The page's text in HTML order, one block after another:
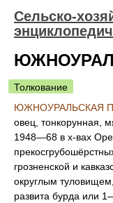
Сельско-
Толкование
ЮЖНОУРАЛЬСКАЯ
овец, тонкорунная,
1948—68 в х-вах
грозненской и
округлым
развита бурда или